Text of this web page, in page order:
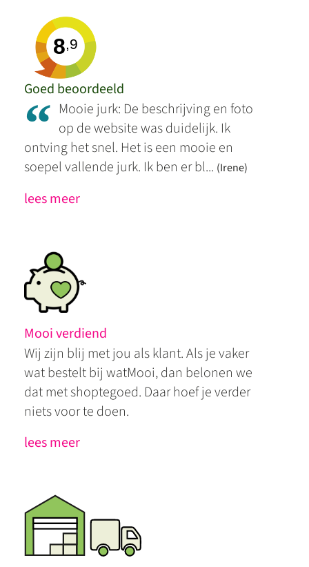
8,9
Goed beoordeeld
“ Mooie jurk: De beschrijving en foto
op de website was duidelijk. Ik
ontving het snel. Het is een mooie en
soepel vallende jurk. Ik ben er bl... (Irene)
lees meer
Mooi verdiend
Wij zijn blij met jou als klant. Als je vaker
wat bestelt bij watMooi, dan belonen we
dat met shoptegoed. Daar hoef je verder
niets voor te doen.
lees meer